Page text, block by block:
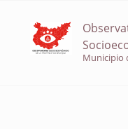
Municipio